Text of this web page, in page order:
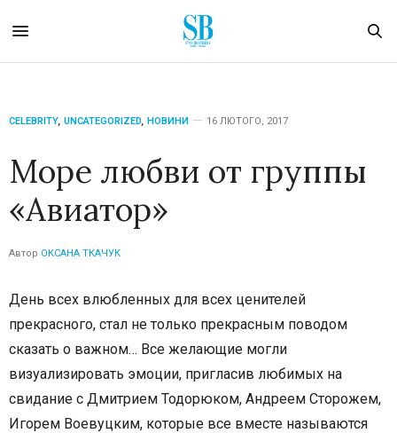
CELEBRITY, UNCATEGORIZED, НОВИНИ 16 ЛЮТОГО, 2017
Море любви от группы
«Авиатор»
Автор ОКСАНА ТКАЧУК
День всех влюбленных для всех ценителей
прекрасного, стал не только прекрасным поводом
сказать о важном… Все желающие могли
визуализировать эмоции, пригласив любимых на
свидание с Дмитрием Тодорюком, Андреем Сторожем,
Игорем Воевуцким, которые все вместе называются